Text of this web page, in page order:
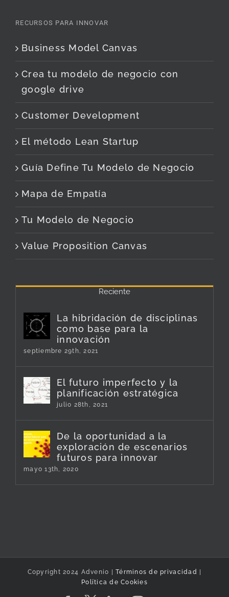
RECURSOS PARA INNOVAR
Business Model Canvas
Crea tu modelo de negocio con
google drive
Customer Development
El método Lean Startup
Guía Define Tu Modelo de Negocio
Mapa de Empatía
Tu Modelo de Negocio
Value Proposition Canvas
Reciente
La hibridación de disciplinas
como base para la
innovación
septiembre 29th, 2021
El futuro imperfecto y la
planificación estratégica
julio 28th, 2021
De la oportunidad a la
exploración de escenarios
futuros para innovar
mayo 13th, 2020
Copyright 2024 Advenio | Términos de privacidad |
Política de Cookies